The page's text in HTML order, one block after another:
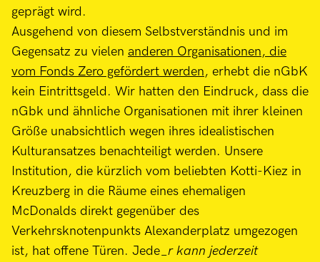
geprägt wird.
Ausgehend von diesem Selbstverständnis und im
Gegensatz zu vielen anderen Organisationen, die
vom Fonds Zero gefördert werden, erhebt die nGbK
kein Eintrittsgeld. Wir hatten den Eindruck, dass die
nGbk und ähnliche Organisationen mit ihrer kleinen
Größe unabsichtlich wegen ihres idealistischen
Kulturansatzes benachteiligt werden. Unsere
Institution, die kürzlich vom beliebten Kotti-Kiez in
Kreuzberg in die Räume eines ehemaligen
McDonalds direkt gegenüber des
Verkehrsknotenpunkts Alexanderplatz umgezogen
ist, hat offene Türen. Jede_ r kann jederzeit